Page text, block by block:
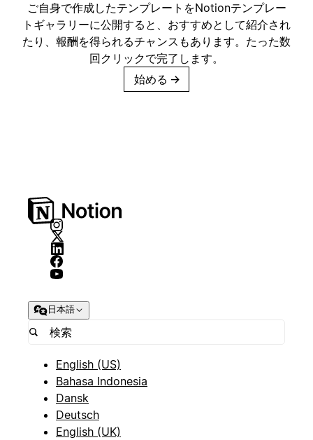
ご自身で作成したテンプレートをNotionテンプレー
トギャラリーに公開すると、おすすめとして紹介され
たり、報酬を得られるチャンスもあります。たった数
回クリックで完了します。
始める →
日本語
English (US)
Bahasa Indonesia
Dansk
Deutsch
English (UK)